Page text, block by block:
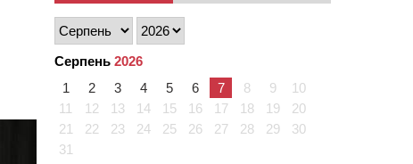
Серпень 2026
1
2 3 4 5 6 7 8 9
10
11
12 13 14 15 16 17 18 19
20
21
22 23 24 25 26 27 28 29
30
31